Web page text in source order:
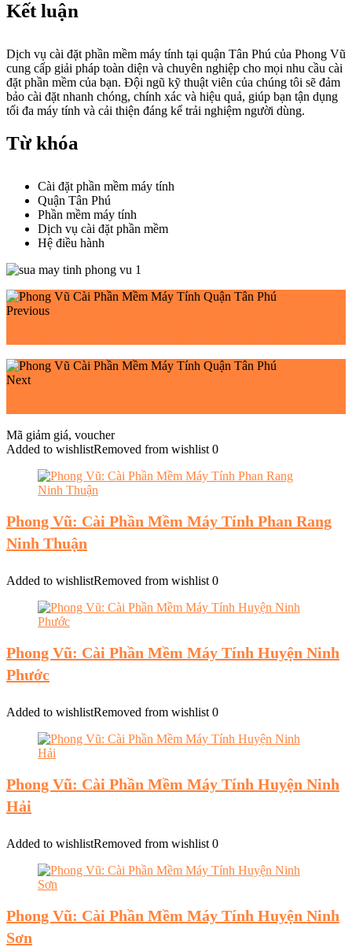
Kết luận
Dịch vụ cài đặt phần mềm máy tính tại quận Tân Phú của Phong Vũ
cung cấp giải pháp toàn diện và chuyên nghiệp cho mọi nhu cầu cài
đặt phần mềm của bạn. Đội ngũ kỹ thuật viên của chúng tôi sẽ đảm
bảo cài đặt nhanh chóng, chính xác và hiệu quả, giúp bạn tận dụng
tối đa máy tính và cải thiện đáng kể trải nghiệm người dùng.
Từ khóa
Cài đặt phần mềm máy tính
Quận Tân Phú
Phần mềm máy tính
Dịch vụ cài đặt phần mềm
Hệ điều hành
Previous
Next
Mã giảm giá, voucher
Added to wishlistRemoved from wishlist 0
Phong Vũ: Cài Phần Mềm Máy Tính Phan Rang
Ninh Thuận
Added to wishlistRemoved from wishlist 0
Phong Vũ: Cài Phần Mềm Máy Tính Huyện Ninh
Phước
Added to wishlistRemoved from wishlist 0
Phong Vũ: Cài Phần Mềm Máy Tính Huyện Ninh
Hải
Added to wishlistRemoved from wishlist 0
Phong Vũ: Cài Phần Mềm Máy Tính Huyện Ninh
Sơn